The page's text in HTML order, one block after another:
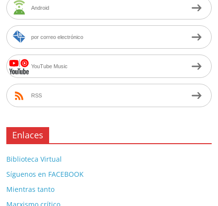
Android
por correo electrónico
YouTube Music
RSS
Enlaces
Biblioteca Virtual
Síguenos en FACEBOOK
Mientras tanto